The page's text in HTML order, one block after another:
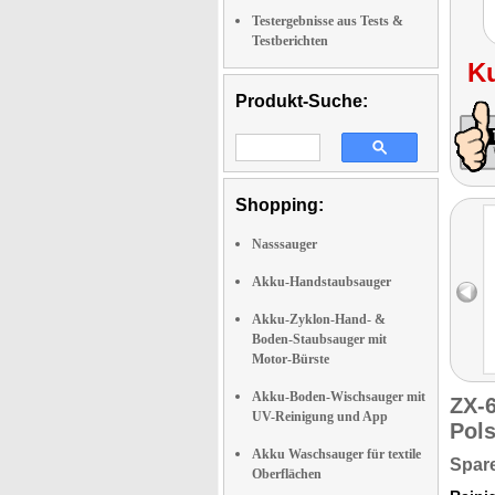
Testergebnisse aus Tests &
Testberichten
Produkt-Suche:
Shopping:
Nasssauger
Akku-Handstaubsauger
Akku-Zyklon-Hand- &
Boden-Staubsauger mit
Motor-Bürste
Akku-Boden-Wischsauger mit
UV-Reinigung und App
Akku Waschsauger für textile
Oberflächen
ZX-